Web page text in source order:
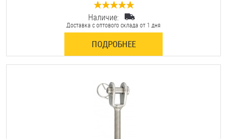
0 отзывов
Наличие:
Доставка с оптового склада от 1 дня
ПОДРОБНЕЕ